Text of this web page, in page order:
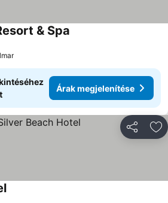
& Spa
Árak megjelenítése